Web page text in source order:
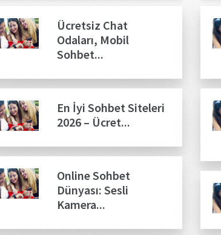
Ücretsiz Chat
Odaları, Mobil
Sohbet...
En İyi Sohbet Siteleri
2026 – Ücret...
Online Sohbet
Dünyası: Sesli
Kamera...